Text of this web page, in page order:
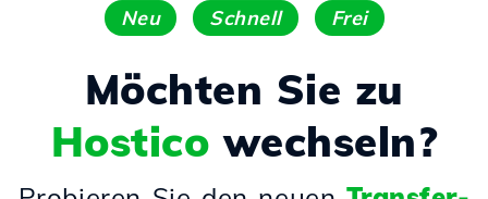
Neu Schnell Frei
Möchten Sie zu
Hostico wechseln?